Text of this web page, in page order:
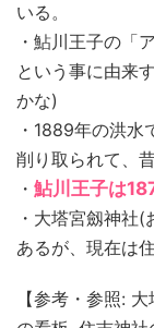
いる。
・鮎川王子の「
という事に由来
かな)
・1889年の洪
削り取られて、
・ 鮎川王子は
・大塔宮劔神
あるが、現在は
【参考・参照: